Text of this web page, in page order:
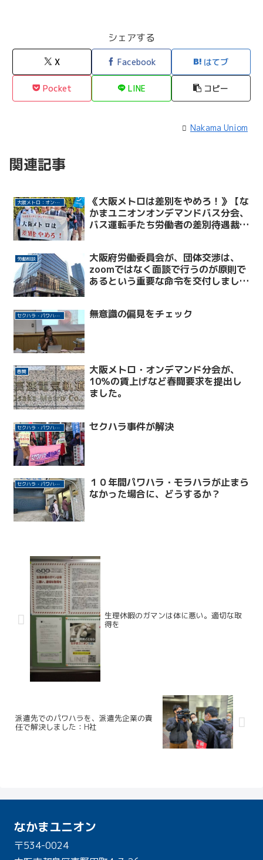
シェアする
X Facebook はてブ
Pocket LINE コピー
Nakama Uniom
関連記事
大阪メトロ：オンデマンド分会
《大阪メトロは差別をやめろ！》【な
かまユニオンオンデマンドバス分会、
バス運転手たち労働者の差別待遇裁
しました。
労働相談
大阪府労働委員会が、団体交渉は、
zoomではなく面談で行うのが原則で
あるという重要な命令を交付しまし
セクハラ・パワハラ許さない！ 無意識の偏見をチェック
春闘
大阪メトロ・オンデマンド分会が、
10％の賃上げなど春闘要求を提出し
ました。
セクハラ・パワハラ許さない！ セクハラ事件が解決
セクハラ・パワハラ許さない！
１０年間パワハラ・モラハラが止まら
なかった場合に、どうするか？
生理休暇のガマンは体に悪い。適切な取
得を
派遣先でのパワハラを、派遣先企業の責
任で解決しました：H社
なかまユニオン
〒534-0024